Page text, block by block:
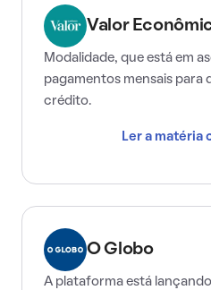
Valor
Modalidade, que está em
pagamentos mensais para
crédito.
Ler a matéria
O Globo
A plataforma está